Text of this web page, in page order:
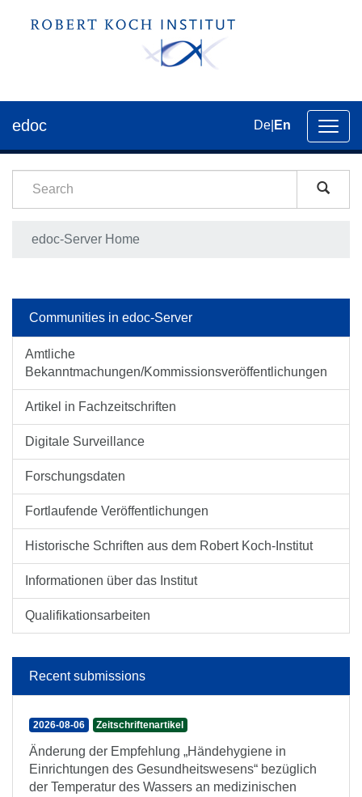
edoc De En
edoc-Server Home
Communities in edoc-Server
Amtliche
Bekanntmachungen/Kommissionsveröffentlichungen
Artikel in Fachzeitschriften
Digitale Surveillance
Forschungsdaten
Fortlaufende Veröffentlichungen
Historische Schriften aus dem Robert Koch-Institut
Informationen über das Institut
Qualifikationsarbeiten
Recent submissions
2026-08-06 Zeitschriftenartikel
Änderung der Empfehlung „Händehygiene in
Einrichtungen des Gesundheitswesens“ bezüglich
der Temperatur des Wassers an medizinischen